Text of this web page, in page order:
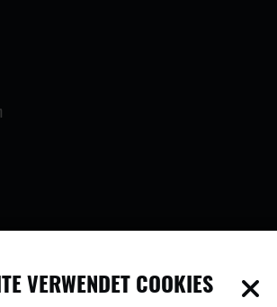
VERWENDET COOKIES